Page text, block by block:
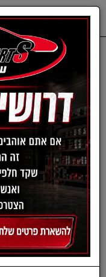
שמנים ותוספים
נוזל
תכולה 1 ליטר